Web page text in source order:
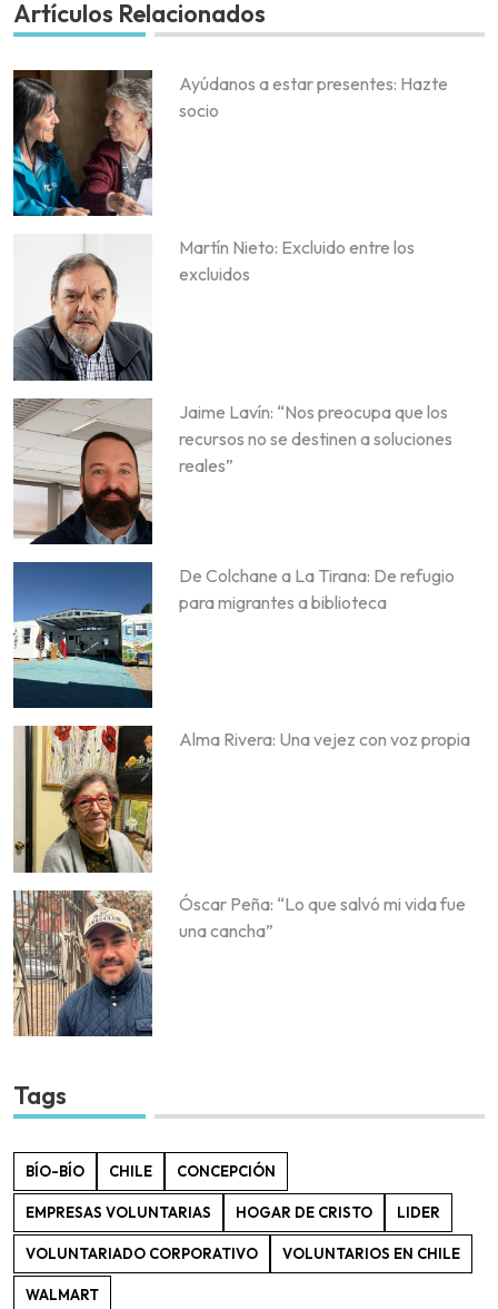
Artículos Relacionados
Ayúdanos a estar presentes: Hazte
socio
Martín Nieto: Excluido entre los
excluidos
Jaime Lavín: “Nos preocupa que los
recursos no se destinen a soluciones
reales”
De Colchane a La Tirana: De refugio
para migrantes a biblioteca
Alma Rivera: Una vejez con voz propia
Óscar Peña: “Lo que salvó mi vida fue
una cancha”
Tags
BÍO-BÍO CHILE CONCEPCIÓN
EMPRESAS VOLUNTARIAS HOGAR DE CRISTO LIDER
VOLUNTARIADO CORPORATIVO VOLUNTARIOS EN CHILE
WALMART